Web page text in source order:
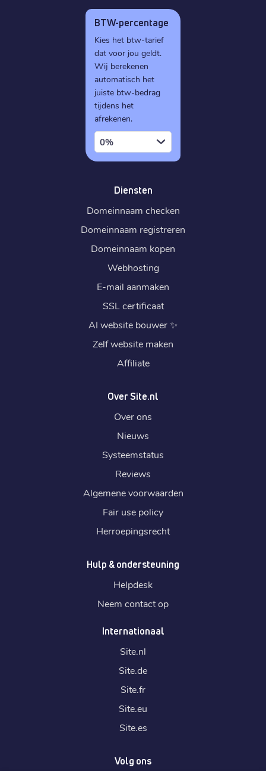
BTW-percentage
Kies het btw-tarief
dat voor jou geldt.
Wij berekenen
automatisch het
juiste btw-bedrag
tijdens het
afrekenen.
0%
Diensten
Domeinnaam checken
Domeinnaam registreren
Domeinnaam kopen
Webhosting
E-mail aanmaken
SSL certificaat
AI website bouwer✨
Zelf website maken
Affiliate
Over Site.nl
Over ons
Nieuws
Systeemstatus
Reviews
Algemene voorwaarden
Fair use policy
Herroepingsrecht
Hulp & ondersteuning
Helpdesk
Neem contact op
Internationaal
Site.nl
Site.de
Site.fr
Site.eu
Site.es
Volg ons